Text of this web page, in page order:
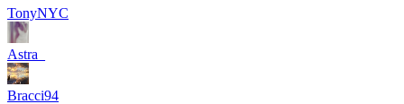
TonyNYC
Astra_
Bracci94